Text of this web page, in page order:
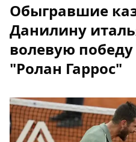
Обыгравшие
Данилину
волевую
"Ролан Гаррос"